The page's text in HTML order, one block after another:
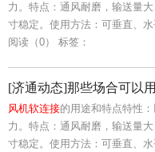
力。特点：通风耐磨，输送量
寸稳定。使用方法：可垂直、水
阅读（0） 标签：
[济通动态]那些场合可以
风机软连接的用途和特点特性
力。特点：通风耐磨，输送量
寸稳定。使用方法：可垂直、水